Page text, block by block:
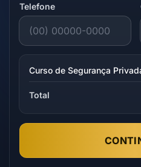
Telefone
Curso de Segurança
Total